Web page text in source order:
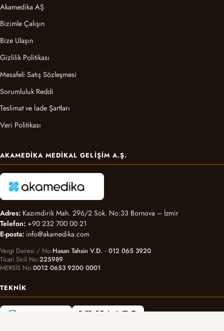
Akamedika AŞ
Bizimle Çalışın
Bize Ulaşın
Gizlilik Politikası
Mesafeli Satış Sözleşmesi
Sorumluluk Reddi
Teslimat ve İade Şartları
Veri Politikası
AKAMEDIKA MEDIKAL GELIŞIM A.Ş.
Adres: Kazımdirik Mah. 296/2 Sok. No:33 Bornova – İzmir
Telefon: +90 232 700 00 21
E-posta: info@akamedika.com
Vergi Dairesi / No Hasan Tahsin V.D. · 012 065 3920
Ticari Sicil No 225989
MERSİS No 0012 0653 9200 0001
TEKNIK